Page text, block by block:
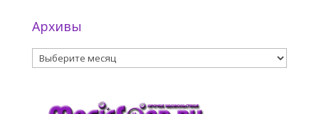
Архивы
Архивы